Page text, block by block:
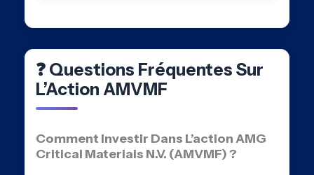
❓ Questions Fréquentes Sur
L’Action AMVMF
Comment Investir Dans L’action AMG
Critical Materials N.V. (AMVMF) ?